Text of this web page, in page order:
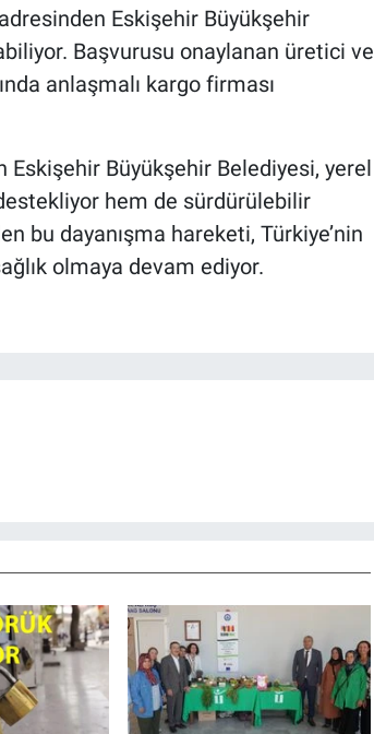
Eskişehir Büyükşehir
Başvurusu onaylanan üretici ve
anlaşmalı kargo firması
Büyükşehir Belediyesi, yerel
hem de sürdürülebilir
bu dayanışma hareketi, Türkiye’nin
olmaya devam ediyor.